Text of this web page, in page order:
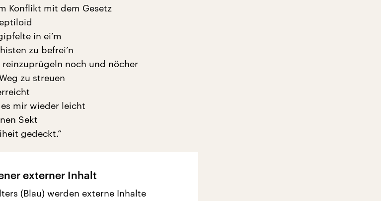
Konflikt mit dem Gesetz
in ei’m
zu befrei’n
noch und nöcher
zu streuen
mir wieder leicht
Sekt
gedeckt.“
externer Inhalt
(Blau) werden externe Inhalte